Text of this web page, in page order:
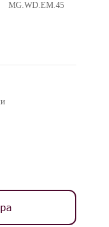
MG.WD.EM.45